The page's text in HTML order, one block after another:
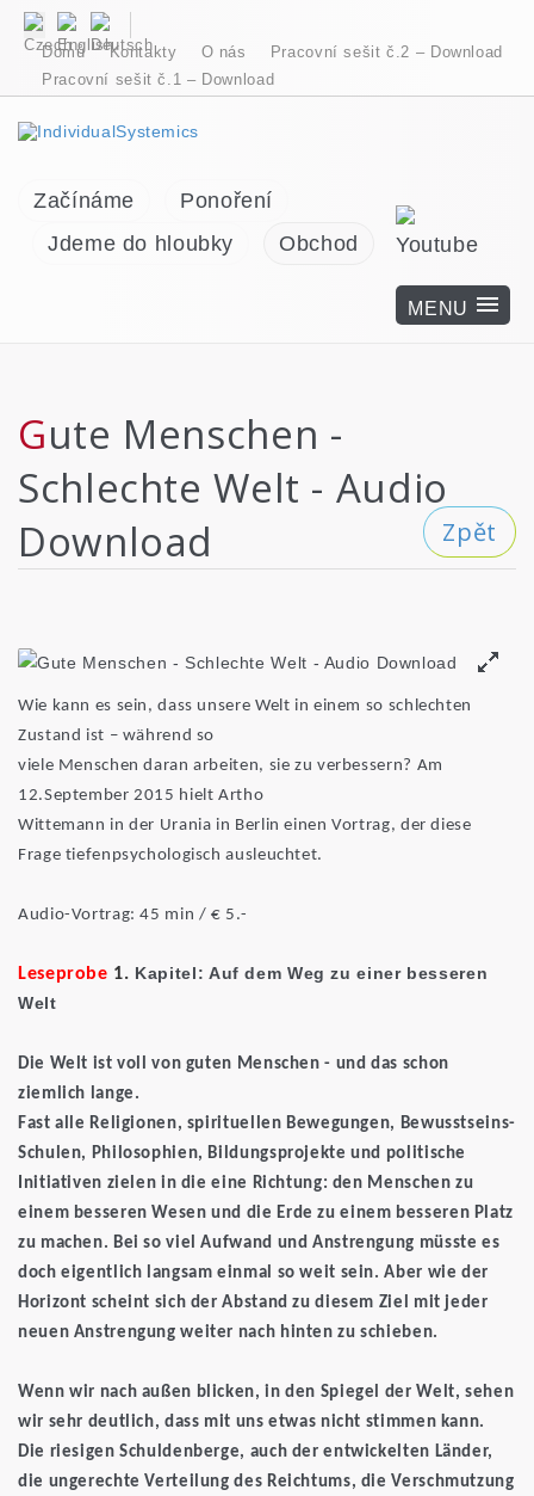
Domů Kontakty O nás
Pracovní sešit č.2 – Download
Pracovní sešit č.1 – Download
Začínáme
Ponoření
Jdeme do hloubky
Obchod
Gute Menschen -
Schlechte Welt - Audio
Download
Zpět
Wie kann es sein, dass unsere Welt in einem so schlechten
Zustand ist – während so
viele Menschen daran arbeiten, sie zu verbessern? Am
12.September 2015 hielt Artho
Wittemann in der Urania in Berlin einen Vortrag, der diese
Frage tiefenpsychologisch ausleuchtet.
Audio-Vortrag: 45 min / € 5.-
Leseprobe 1. Kapitel: Auf dem Weg zu einer besseren
Welt
Die Welt ist voll von guten Menschen - und das schon
ziemlich lange.
Fast alle Religionen, spirituellen Bewegungen, Bewusstseins-
Schulen, Philosophien, Bildungsprojekte und politische
Initiativen zielen in die eine Richtung: den Menschen zu
einem besseren Wesen und die Erde zu einem besseren Platz
zu machen. Bei so viel Aufwand und Anstrengung müsste es
doch eigentlich langsam einmal so weit sein. Aber wie der
Horizont scheint sich der Abstand zu diesem Ziel mit jeder
neuen Anstrengung weiter nach hinten zu schieben.
Wenn wir nach außen blicken, in den Spiegel der Welt, sehen
wir sehr deutlich, dass mit uns etwas nicht stimmen kann.
Die riesigen Schuldenberge, auch der entwickelten Länder,
die ungerechte Verteilung des Reichtums, die Verschmutzung